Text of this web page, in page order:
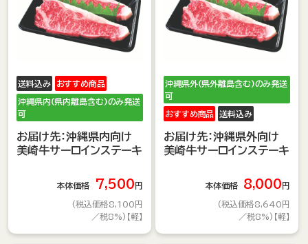
送料込み おすすめ商品
沖縄県内(県内離島含む)のみ発送
可
お届け先：沖縄県内向け
美崎牛サーロインステーキ
本体価格 7,500 円
(税込価格8,100円
／税8%)【軽】
沖縄県外(県外離島含む)のみ発送
可
おすすめ商品 送料込み
お届け先：沖縄県外向け
美崎牛サーロインステーキ
本体価格 8,000 円
(税込価格8,640円
／税8%)【軽】